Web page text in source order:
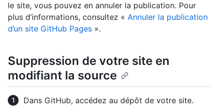
le site, vous pouvez en annuler la publication. Pour
plus d’informations, consultez « Annuler la publication
d’un site GitHub Pages ».
Suppression de votre site en
modifiant la source
Dans GitHub, accédez au dépôt de votre site.